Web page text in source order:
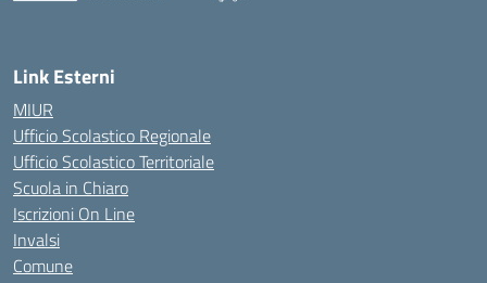
Link Esterni
MIUR
Ufficio Scolastico Regionale
Ufficio Scolastico Territoriale
Scuola in Chiaro
Iscrizioni On Line
Invalsi
Comune